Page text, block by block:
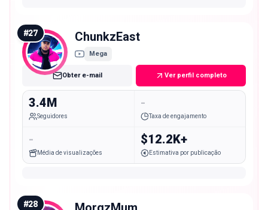
#27 ChunkzEast
Mega
Obter e-mail Ver perfil completo
3.4M
Seguidores
-
Taxa de engajamento
-
Média de visualizações
$12.2K+
Estimativa por publicação
#28